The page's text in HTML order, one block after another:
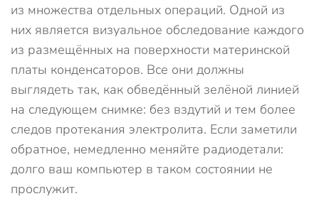
из множества отдельных операций. Одной из
них является визуальное обследование каждого
из размещённых на поверхности материнской
платы конденсаторов. Все они должны
выглядеть так, как обведённый зелёной линией
на следующем снимке: без вздутий и тем более
следов протекания электролита. Если заметили
обратное, немедленно меняйте радиодетали:
долго ваш компьютер в таком состоянии не
прослужит.